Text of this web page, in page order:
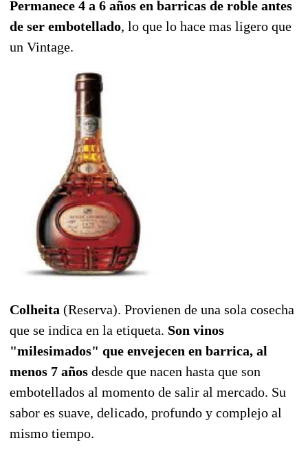
Permanece 4 a 6 años en barricas de roble antes
de ser embotellado, lo que lo hace mas ligero que
un Vintage.
Colheita (Reserva). Provienen de una sola cosecha
que se indica en la etiqueta. Son vinos
"milesimados" que envejecen en barrica, al
menos 7 años desde que nacen hasta que son
embotellados al momento de salir al mercado. Su
sabor es suave, delicado, profundo y complejo al
mismo tiempo.